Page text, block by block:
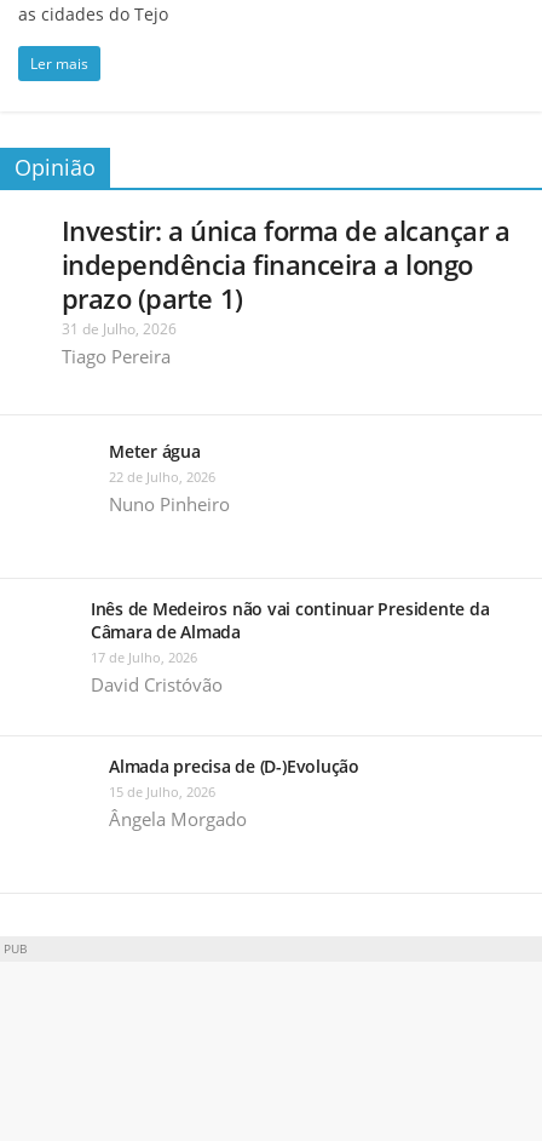
as cidades do Tejo
Ler mais
Opinião
Investir: a única forma de alcançar a
independência financeira a longo
prazo (parte 1)
31 de Julho, 2026
Tiago Pereira
Meter água
22 de Julho, 2026
Nuno Pinheiro
Inês de Medeiros não vai continuar Presidente da
Câmara de Almada
17 de Julho, 2026
David Cristóvão
Almada precisa de (D-)Evolução
15 de Julho, 2026
Ângela Morgado
PUB